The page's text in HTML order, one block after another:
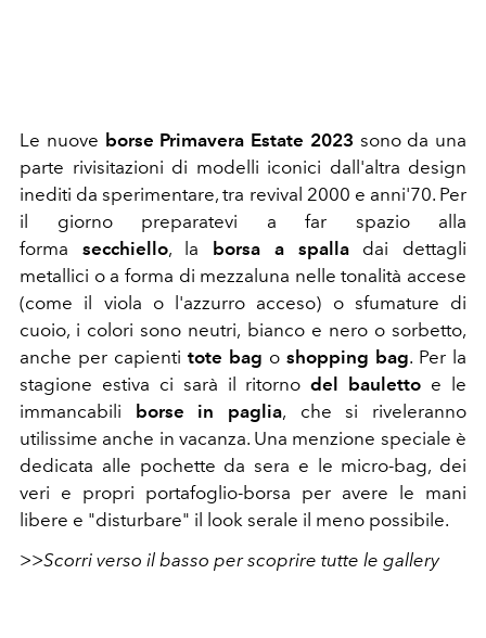
Le nuove borse Primavera Estate 2023 sono da una
parte rivisitazioni di modelli iconici dall'altra design
inediti da sperimentare, tra revival 2000 e anni'70. Per
il giorno preparatevi a far spazio alla
forma secchiello, la borsa a spalladai dettagli
metallici o a forma di mezzaluna nelle tonalità accese
(come il viola o l'azzurro acceso) o sfumature di
cuoio, i colori sono neutri, bianco e nero o sorbetto,
anche per capienti tote bag o shopping bag. Per la
stagione estiva ci sarà il ritorno del bauletto e le
immancabili
borse in paglia,
che si riveleranno
utilissime anche in vacanza. Una menzione speciale è
dedicata alle pochette da sera e le micro-bag, dei
veri e propri portafoglio-borsa per avere le mani
libere e "disturbare" il look serale il meno possibile.
>>Scorri verso il basso per scoprire tutte le gallery